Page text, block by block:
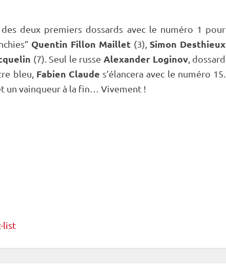
deux premiers dossards avec le numéro 1 pour
Quentin Fillon Maillet (3), Simon Desthieux
(7). Seul le russe Alexander Loginov, dossard
bleu, Fabien Claude s’élancera avec le numéro 15.
un vainqueur à la fin… Vivement !
list